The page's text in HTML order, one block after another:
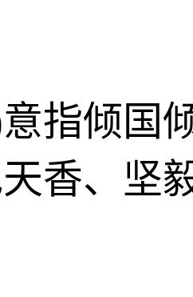
意指倾国
香、坚